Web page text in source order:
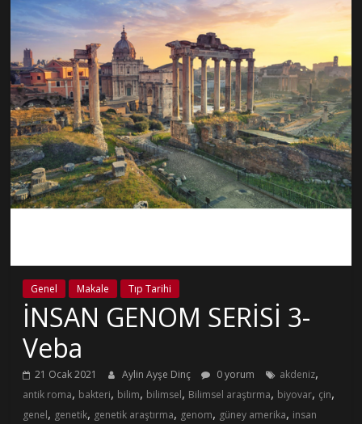
Genel Makale Tıp Tarihi
İNSAN GENOM SERİSİ 3-
Veba
21 Ocak 2021 Aylin Ayşe Dinç 0 yorum akdeniz,
antik roma, bakteri, bilim, bilimsel, Bilimsel araştırma, biyovar, çin,
genel, genetik, genetik araştırma, genom, güney amerika, insan